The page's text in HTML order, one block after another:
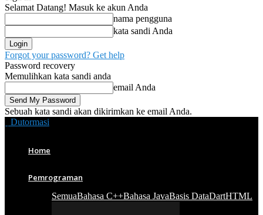
Selamat Datang! Masuk ke akun Anda
nama pengguna
kata sandi Anda
Forgot your password? Get help
Password recovery
Memulihkan kata sandi anda
email Anda
Sebuah kata sandi akan dikirimkan ke email Anda.
Dutormasi
Home
Pemrograman
SemuaBahasa C++Bahasa JavaBasis DataDartHTML